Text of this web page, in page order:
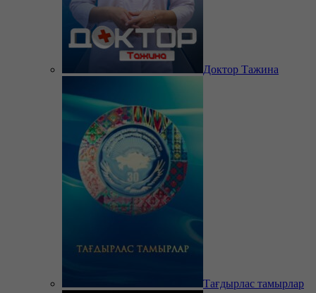
Доктор Тажина
Тағдырлас тамырлар